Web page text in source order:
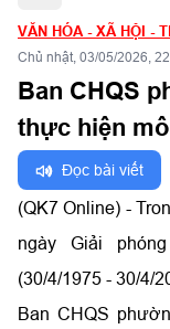
VĂN HÓA - XÃ HỘI -
Chủ nhật, 03/05/2026,
Ban CHQS
thực hiện
Đọc bài viết
(QK7 Online) -
ngày Giải
(30/4/1975 - 30/4/
Ban CHQS